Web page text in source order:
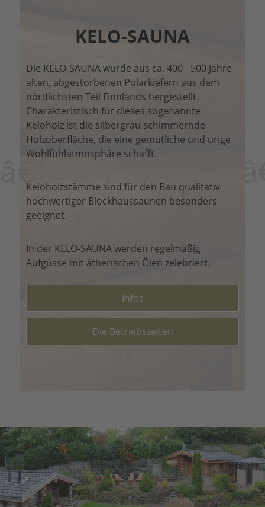
â€¹
KELO-SAUNA
Die KELO-SAUNA wurde aus ca. 400 - 500 Jahre
alten, abgestorbenen Polarkiefern aus dem
nördlichsten Teil Finnlands hergestellt.
Charakteristisch für dieses sogenannte
Keloholz ist die silbergrau schimmernde
Holzoberfläche, die eine gemütliche und urige
Wohlfühlatmosphäre schafft.
Keloholzstämme sind für den Bau qualitativ
hochwertiger Blockhaussaunen besonders
geeignet.
In der KELO-SAUNA werden regelmäßig
Aufgüsse mit ätherischen Ölen zelebriert.
Infos
Die Betriebszeiten